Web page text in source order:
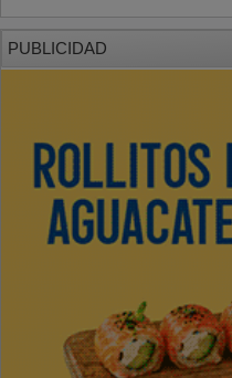
PUBLICIDAD